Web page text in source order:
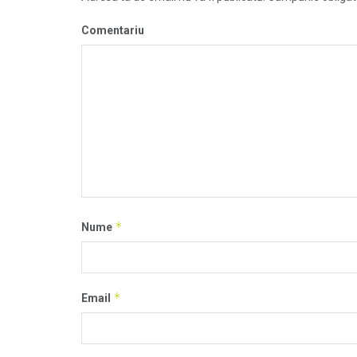
Comentariu
Nume *
Email *